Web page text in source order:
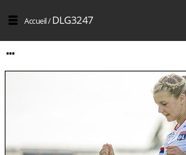
Accueil/DLG3247